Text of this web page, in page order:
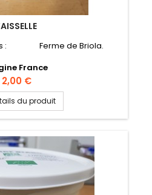
: Ferme de Briola.
France
Prix
2,00 €
du produit